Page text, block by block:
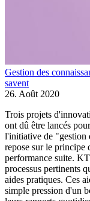
Gestion des
savent
26. Août 2020
Trois projets
ont dû être lancés
l'initiative de "gestion
repose sur le principe
performance suite.
processus pertinents
aides pratiques. Ces
simple pression d'un